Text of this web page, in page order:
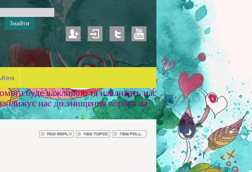
буде важливою та наблизить нас
нас до знищення ворога на